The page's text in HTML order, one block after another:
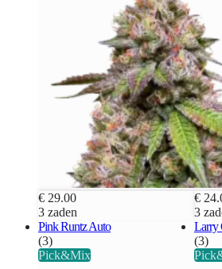
€ 29.00
3 zaden
€
3
Pink Runtz Auto
(3)
Pick&Mix
Larry
(3)